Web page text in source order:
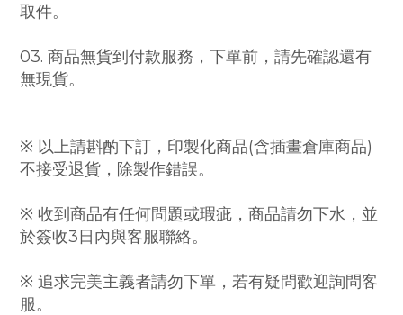
取件。
03. 商品無貨到付款服務，下單前，請先確認還有
無現貨。
※ 以上請斟酌下訂，印製化商品(含插畫倉庫商品)
不接受退貨，除製作錯誤。
※ 收到商品有任何問題或瑕疵，商品請勿下水，並
於簽收3日內與客服聯絡。
※ 追求完美主義者請勿下單，若有疑問歡迎詢問客
服。